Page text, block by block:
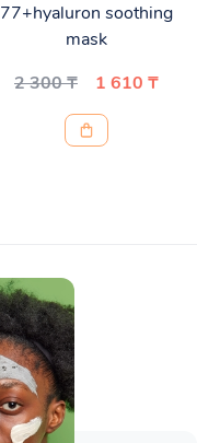
77+hyaluron soothing
mask
2 300 ₸
1 610 ₸